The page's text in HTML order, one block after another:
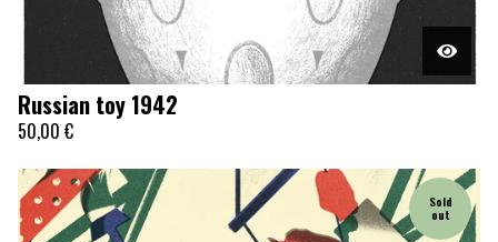
Russian toy 1942
50,00 €
Sold
out